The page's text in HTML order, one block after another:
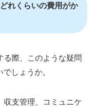
れくらいの費用がか
際、このような疑問
しょうか。
支管理、コミュニケ